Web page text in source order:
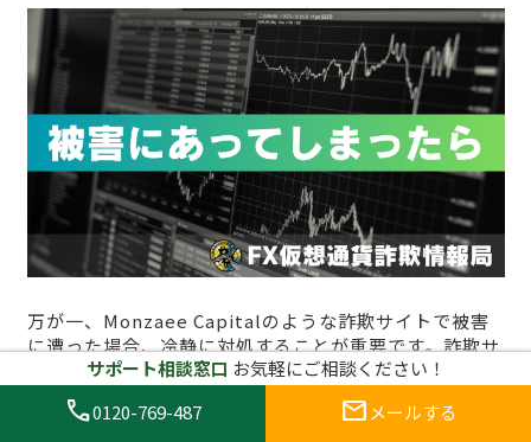
万が一、Monzaee Capitalのような詐欺サイトで被害
に遭った場合、冷静に対処することが重要です。詐欺サ
イトにおけるトラブルは精神的にも金銭的にも大きな打
撃を与える可能性がありますが、適切な対応を取ること
で損失を最小限に抑えることができます。以下に、詐欺
サポート相談窓口 お気軽にご相談ください！
call0120-769-487 mail メールする